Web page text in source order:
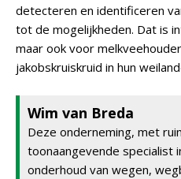
detecteren en identificeren
tot de mogelijkheden. Dat is
maar ook voor
jakobskruiskruid in hun
Wim van Breda
Deze onderneming, met
toonaangevende specialist
onderhoud van wegen,